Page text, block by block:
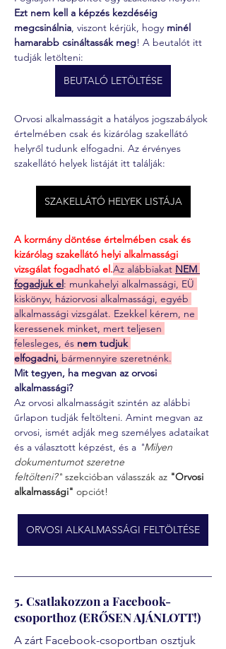
Ezt nem kell a képzés kezdéséig
megcsinálnia, viszont kérjük, hogy minél
hamarabb csináltassák meg! A beutalót itt
tudják letölteni:
BEUTALÓ LETÖLTÉSE
Orvosi alkalmasságit a hatályos jogszabályok
értelmében csak és kizárólag szakellátó
helyről tudunk elfogadni. Az érvényes
szakellátó helyek listáját itt találják:
SZAKELLÁTÓ HELYEK LISTÁJA
A kormány döntése értelmében csak és
kizárólag szakellátó helyi alkalmassági
vizsgálat fogadható el.Az alábbiakat NEM
fogadjuk el: munkahelyi alkalmassági, EÜ
kiskönyv, háziorvosi alkalmassági, egyéb
alkalmassági vizsgálat. Ezekkel kérem, ne
keressenek minket, mert teljesen
felesleges, és nem tudjuk
elfogadni, bármennyire szeretnénk.
Mit tegyen, ha megvan az orvosi
alkalmassági?
Az orvosi alkalmasságit szintén az alábbi
űrlapon tudják feltölteni. Amint megvan az
orvosi, ismét adják meg személyes adataikat
és a választott képzést, és a "Milyen
dokumentumot szeretne
feltölteni?" szekcióban válasszák az "Orvosi
alkalmassági" opciót!
ORVOSI ALKALMASSÁGI FELTÖLTÉSE
5. Csatlakozzon a Facebook-
csoporthoz (ERŐSEN AJÁNLOTT!)
A zárt Facebook-csoportban osztjuk